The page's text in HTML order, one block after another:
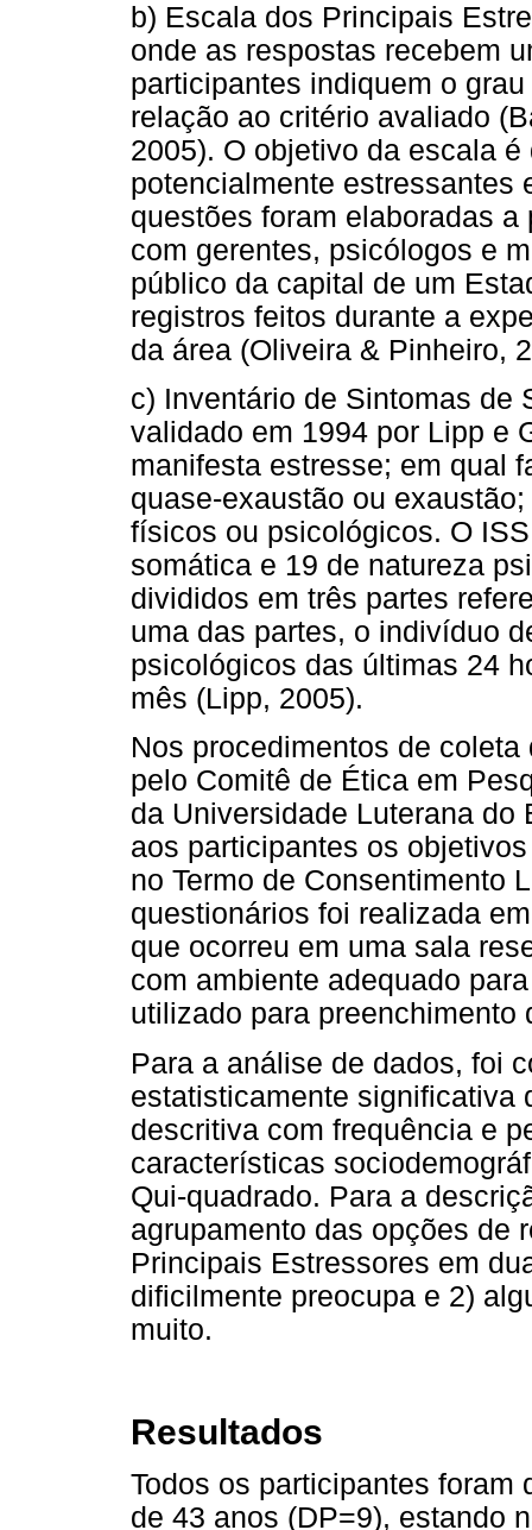
b) Escala dos Principais
onde as respostas recebem
participantes indiquem o
relação ao critério avaliado
2005). O objetivo da escala
potencialmente estressantes
questões foram elaboradas
com gerentes, psicólogos e
público da capital de um
registros feitos durante a
da área (Oliveira & Pinheiro,
c) Inventário de Sintomas de
validado em 1994 por Lipp e
manifesta estresse; em qual
quase-exaustão ou
físicos ou psicológicos. O
somática e 19 de natureza
divididos em três partes
uma das partes, o indivíduo
psicológicos das últimas 24
mês (Lipp, 2005).
Nos procedimentos de
pelo Comitê de Ética em
da Universidade Luterana do
aos participantes os
no Termo de Consentimento
questionários foi realizada
que ocorreu em uma sala
com ambiente adequado
utilizado para
Para a análise de dados, foi
estatisticamente significativa
descritiva com frequência e
características
Qui-quadrado. Para a
agrupamento das opções de
Principais Estressores em
dificilmente preocupa e 2)
muito.
Resultados
Todos os participantes
de 43 anos (DP=9), estando